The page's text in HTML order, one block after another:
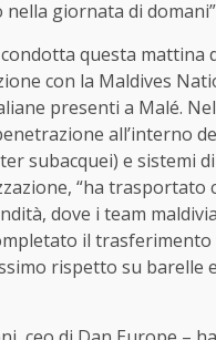
giornata di
questa mattina
con la Maldives
presenti a Malé.
all’interno
subacquei) e sistemi
“ha trasportato
dove i team
il trasferimento
rispetto su barelle